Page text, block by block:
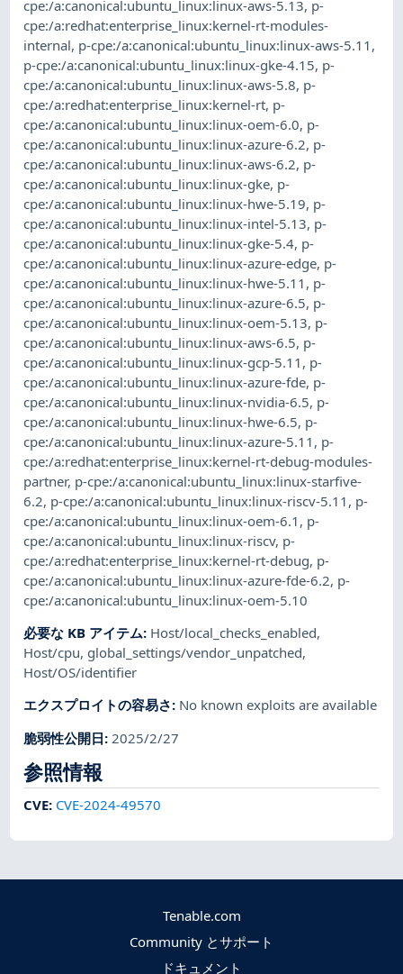
cpe:/a:canonical:ubuntu_linux:linux-aws-5.13, p-
cpe:/a:redhat:enterprise_linux:kernel-rt-modules-
internal, p-cpe:/a:canonical:ubuntu_linux:linux-aws-5.11 ,
p-cpe:/a:canonical:ubuntu_linux:linux-gke-4.15, p-
cpe:/a:canonical:ubuntu_linux:linux-aws-5.8, p-
cpe:/a:redhat:enterprise_linux:kernel-rt, p-
cpe:/a:canonical:ubuntu_linux:linux-oem-6.0, p-
cpe:/a:canonical:ubuntu_linux:linux-azure-6.2, p-
cpe:/a:canonical:ubuntu_linux:linux-aws-6.2, p-
cpe:/a:canonical:ubuntu_linux:linux-gke, p-
cpe:/a:canonical:ubuntu_linux:linux-hwe-5.19, p-
cpe:/a:canonical:ubuntu_linux:linux-intel-5.13, p-
cpe:/a:canonical:ubuntu_linux:linux-gke-5.4, p-
cpe:/a:canonical:ubuntu_linux:linux-azure-edge, p-
cpe:/a:canonical:ubuntu_linux:linux-hwe-5.11 , p-
cpe:/a:canonical:ubuntu_linux:linux-azure-6.5, p-
cpe:/a:canonical:ubuntu_linux:linux-oem-5.13, p-
cpe:/a:canonical:ubuntu_linux:linux-aws-6.5, p-
cpe:/a:canonical:ubuntu_linux:linux-gcp-5.11 , p-
cpe:/a:canonical:ubuntu_linux:linux-azure-fde, p-
cpe:/a:canonical:ubuntu_linux:linux-nvidia-6.5, p-
cpe:/a:canonical:ubuntu_linux:linux-hwe-6.5, p-
cpe:/a:canonical:ubuntu_linux:linux-azure-5.11 , p-
cpe:/a:redhat:enterprise_linux:kernel-rt-debug-modules-
partner, p-cpe:/a:canonical:ubuntu_linux:linux-starfive-
6.2, p-cpe:/a:canonical:ubuntu_linux:linux-riscv-5.11 , p-
cpe:/a:canonical:ubuntu_linux:linux-oem-6.1 , p-
cpe:/a:canonical:ubuntu_linux:linux-riscv, p-
cpe:/a:redhat:enterprise_linux:kernel-rt-debug, p-
cpe:/a:canonical:ubuntu_linux:linux-azure-fde-6.2, p-
cpe:/a:canonical:ubuntu_linux:linux-oem-5.10
必要な KB アイテム: Host/local_checks_enabled,
Host/cpu, global_settings/vendor_unpatched,
Host/OS/identifier
エクスプロイトの容易さ: No known exploits are available
脆弱性公開日: 2025/2/27
参照情報
CVE: CVE-2024-49570
Tenable.com
Community とサポート
ドキュメント